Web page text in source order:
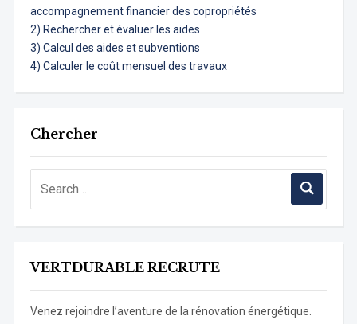
accompagnement financier des copropriétés
2) Rechercher et évaluer les aides
3) Calcul des aides et subventions
4) Calculer le coût mensuel des travaux
Chercher
VERTDURABLE RECRUTE
Venez rejoindre l’aventure de la rénovation énergétique.